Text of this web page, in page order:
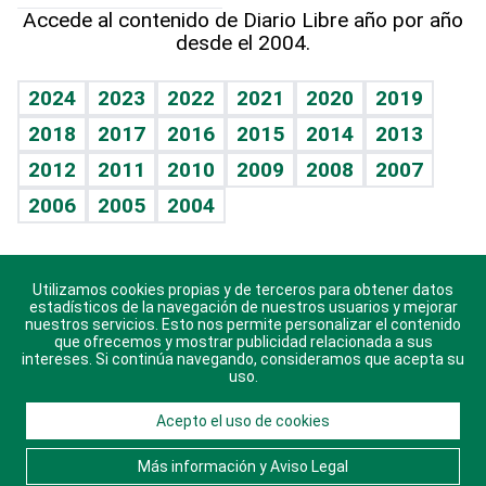
Vida y familia
Eñe
Celebrando la vida
Sin complejos
En pocas palabras
Escuchando al corazón
Economía Personal
TBT Deportivo
Hecho en casa
Guía del dinero
Cumpleaños
Horóscopos
Crucigramas
Accede al contenido de Diario Libre año por año
desde el 2004.
2024 2023 2022 2021 2020
2019
2018
2017 2016 2015 2014
2013
2012
2011 2010 2009 2008
2007
2006
2005 2004
Descarga nuestras aplicaciones para Android, iOS y
sistema Huawei.
© 2021 Diario Libre, todos los derechos reservados.
Consulta elAviso Legal. Ponte en Contacto
Utilizamos cookies propias y de terceros para obtener datos
estadísticos de la navegación de nuestros usuarios y mejorar
nuestros servicios. Esto nos permite personalizar el contenido
que ofrecemos y mostrar publicidad relacionada a sus
intereses. Si continúa navegando, consideramos que acepta su
uso.
Acepto el uso de cookies
Más información y Aviso Legal